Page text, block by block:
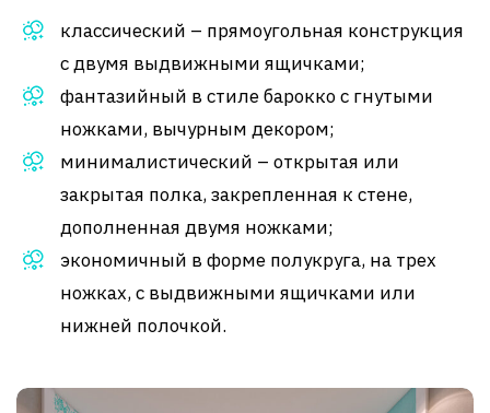
классический – прямоугольная конструкция
с двумя выдвижными ящичками;
фантазийный в стиле барокко с гнутыми
ножками, вычурным декором;
минималистический – открытая или
закрытая полка, закрепленная к стене,
дополненная двумя ножками;
экономичный в форме полукруга, на трех
ножках, с выдвижными ящичками или
нижней полочкой.